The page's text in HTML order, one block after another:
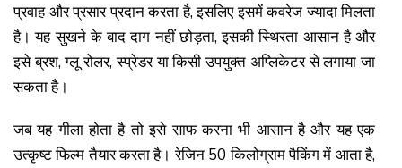
प्रवाह और प्रसार प्रदान करता है, इसलिए इसमें कवरेज ज्यादा मिलता
है। यह सुखने के बाद दाग नहीं छोड़ता, इसकी स्थिरता आसान है और
इसे ब्रश, ग्लू रोलर, स्प्रेडर या किसी उपयुक्त अप्लिकेटर से लगाया जा
सकता है।
जब यह गीला होता है तो इसे साफ करना भी आसान है और यह एक
उत्कृष्ट फिल्म तैयार करता है। रेजिन 50 किलोग्राम पैकिंग में आता है,